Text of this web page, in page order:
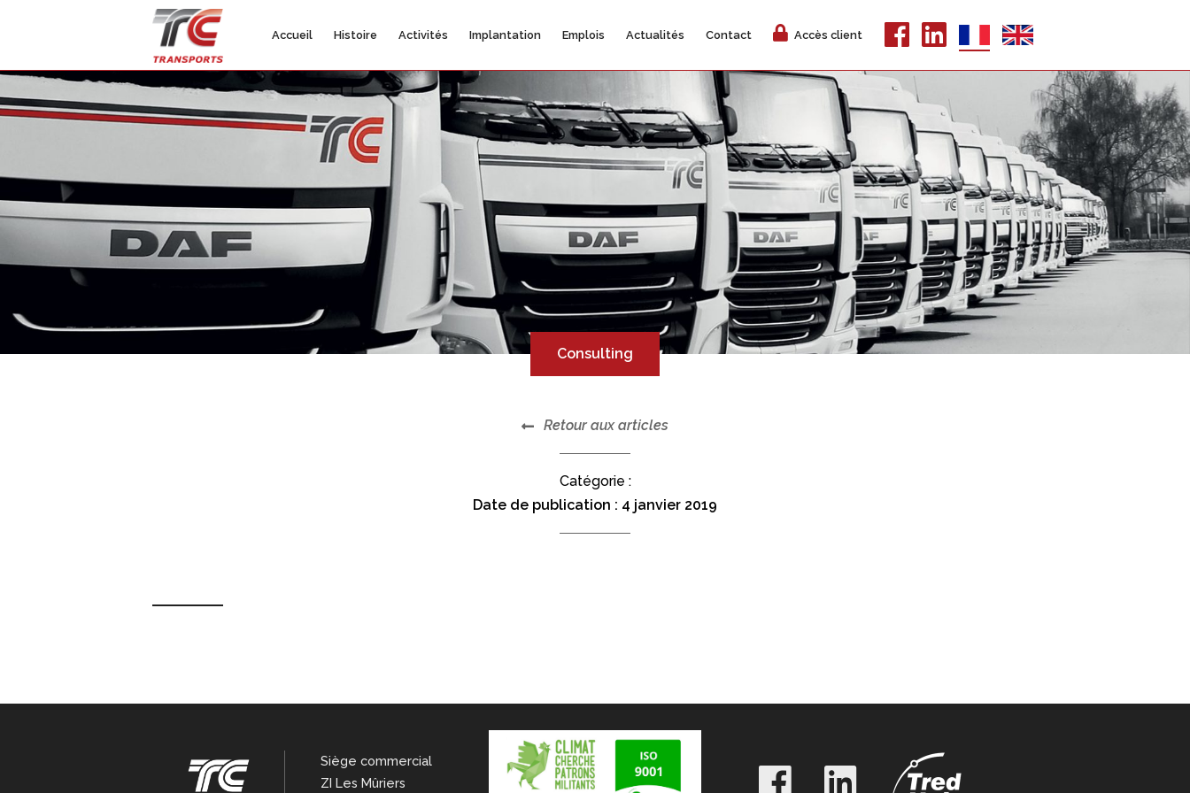
Accueil Histoire Activités Implantation Emplois Actualités Contact Accès client
Consulting
Retour aux articles
Catégorie :
Date de publication : 4 janvier 2019
Siège commercial
ZI Les Mûriers